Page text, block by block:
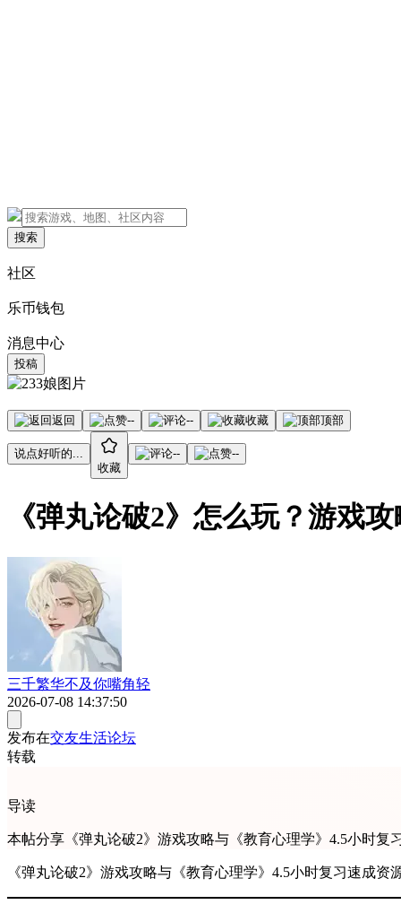
搜索
社区
乐币钱包
消息中心
投稿
返回 -- -- 收藏 顶部
说点好听的...
收藏
-- --
《弹丸论破2》怎么玩？游戏
三千繁华不及你嘴角轻
2026-07-08 14:37:50
发布在交友生活论坛
转载
导读
本帖分享《弹丸论破2》游戏攻略与《教育心理学》4.5小时
《弹丸论破2》游戏攻略与《教育心理学》4.5小时复习速成资